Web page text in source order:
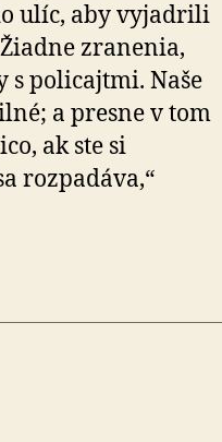
ulíc, aby vy­jad­ri­li
zra­ne­nia,
po­li­caj­tmi. Naše
a presne v tom
ak ste si
rozpa­dá­va,“